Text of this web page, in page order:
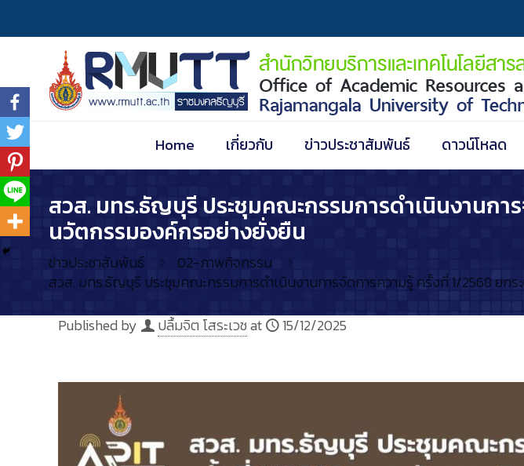
Home เกี่ยวกับ ข่าวประชาสัมพันธ์ ดาวน์โหลด
สวส. มทร.ธัญบุรี ประชุมคณะกรรมการดำเนินงานกา
นวัตกรรมองค์กรอย่างยั่งยืน
ข่าวประชาสัมพันธ์
02-ภาพกิจกรรม
สวส. มทร.ธัญบุรี ประชุมคณะกรรมการดำเนินงานการจัดการความรู้ ครั้งที่ 1/2568 ยก
Published by ปลื้มจิต โสระเวชat 15/12/2025